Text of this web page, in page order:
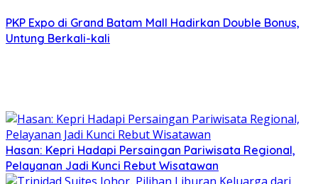
PKP Expo di Grand Batam Mall Hadirkan Double Bonus,
Untung Berkali-kali
Hasan: Kepri Hadapi Persaingan Pariwisata Regional,
Pelayanan Jadi Kunci Rebut Wisatawan